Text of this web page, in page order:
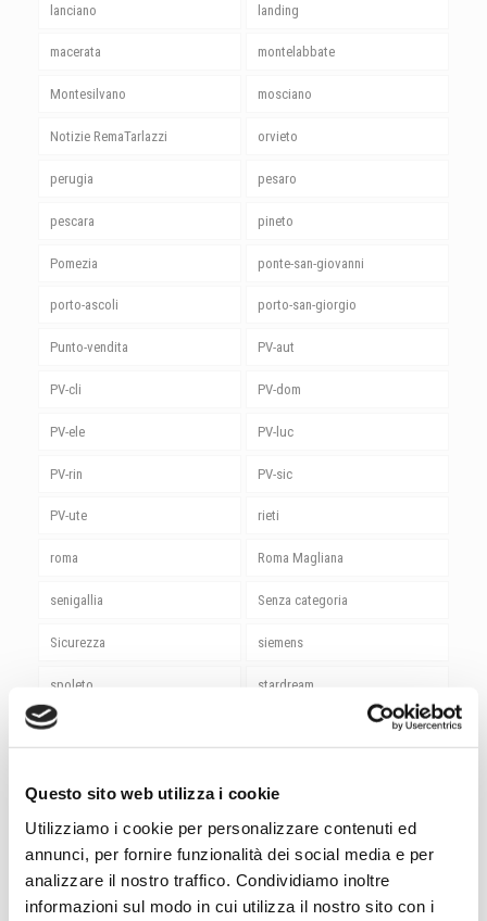
Questo sito web utilizza i cookie
Utilizziamo i cookie per personalizzare contenuti ed
annunci, per fornire funzionalità dei social media e per
analizzare il nostro traffico. Condividiamo inoltre
informazioni sul modo in cui utilizza il nostro sito con i
lanciano landing
macerata montelabbate
Montesilvano mosciano
Notizie RemaTarlazzi orvieto
perugia pesaro
pescara pineto
Pomezia ponte-san-giovanni
porto-ascoli porto-san-giorgio
Punto-vendita PV-aut
PV-cli PV-dom
PV-ele PV-luc
PV-rin PV-sic
PV-ute rieti
roma Roma Magliana
senigallia Senza categoria
Sicurezza siemens
spoleto stardream
Studio Luce
Viterbo